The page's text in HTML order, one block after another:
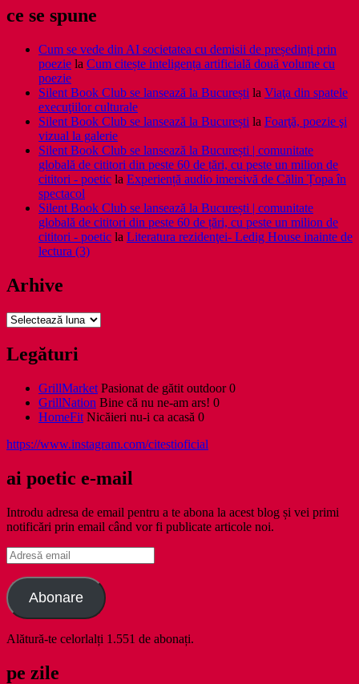
ce se spune
Cum se vede din AI societatea cu demisii de președinți prin
poezie la Cum citește inteligența artificială două volume cu
poezie
Silent Book Club se lansează la București la Viaţa din spatele
execuţiilor culturale
Silent Book Club se lansează la București la Foarţă, poezie şi
vizual la galerie
Silent Book Club se lansează la București | comunitate
globală de cititori din peste 60 de țări, cu peste un milion de
cititori - poetic la Experiență audio imersivă de Călin Țopa în
spectacol
Silent Book Club se lansează la București | comunitate
globală de cititori din peste 60 de țări, cu peste un milion de
cititori - poetic la Literatura rezidenţei- Ledig House inainte de
lectura (3)
Arhive
Arhive
Legături
GrillMarket Pasionat de gătit outdoor 0
GrillNation Bine că nu ne-am ars! 0
HomeFit Nicăieri nu-i ca acasă 0
https://www.instagram.com/citestioficial
ai poetic e-mail
Introdu adresa de email pentru a te abona la acest blog și vei primi
notificări prin email când vor fi publicate articole noi.
Adresă
email
Abonare
Alătură-te celorlalți 1.551 de abonați.
pe zile